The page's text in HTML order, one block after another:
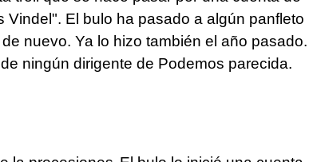
Vindel". El bulo ha pasado a algún panfleto
nuevo. Ya lo hizo también el año pasado.
ningún dirigente de Podemos parecida.